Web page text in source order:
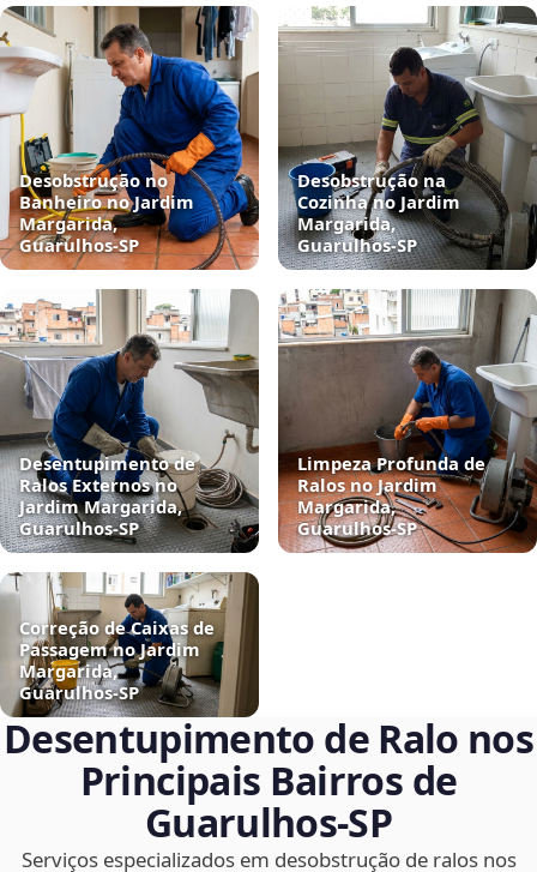
Desobstrução no
Banheiro no Jardim
Margarida,
Guarulhos‑SP
Desobstrução na
Cozinha no Jardim
Margarida,
Guarulhos‑SP
Desentupimento de
Ralos Externos no
Jardim Margarida,
Guarulhos‑SP
Limpeza Profunda de
Ralos no Jardim
Margarida,
Guarulhos‑SP
Correção de Caixas de
Passagem no Jardim
Margarida,
Guarulhos‑SP
Desentupimento de Ralo nos
Principais Bairros de
Guarulhos‑SP
Serviços especializados em desobstrução de ralos nos